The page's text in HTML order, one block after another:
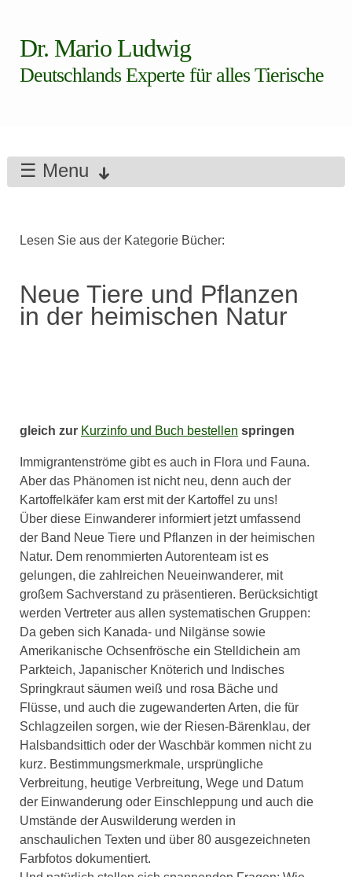
Dr. Mario Ludwig
Deutschlands Experte für alles Tierische
☰ Menu
Lesen Sie aus der Kategorie Bücher:
Neue Tiere und Pflanzen
in der heimischen Natur
gleich zur Kurzinfo und Buch bestellen springen
Immigrantenströme gibt es auch in Flora und Fauna.
Aber das Phänomen ist nicht neu, denn auch der
Kartoffelkäfer kam erst mit der Kartoffel zu uns!
Über diese Einwanderer informiert jetzt umfassend
der Band Neue Tiere und Pflanzen in der heimischen
Natur. Dem renommierten Autorenteam ist es
gelungen, die zahlreichen Neueinwanderer, mit
großem Sachverstand zu präsentieren. Berücksichtigt
werden Vertreter aus allen systematischen Gruppen:
Da geben sich Kanada- und Nilgänse sowie
Amerikanische Ochsenfrösche ein Stelldichein am
Parkteich, Japanischer Knöterich und Indisches
Springkraut säumen weiß und rosa Bäche und
Flüsse, und auch die zugewanderten Arten, die für
Schlagzeilen sorgen, wie der Riesen-Bärenklau, der
Halsbandsittich oder der Waschbär kommen nicht zu
kurz. Bestimmungsmerkmale, ursprüngliche
Verbreitung, heutige Verbreitung, Wege und Datum
der Einwanderung oder Einschleppung und auch die
Umstände der Auswilderung werden in
anschaulichen Texten und über 80 ausgezeichneten
Farbfotos dokumentiert.